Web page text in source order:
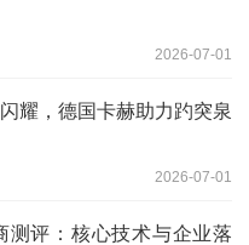
2026-07-01
耀，德国卡赫助力趵突泉
2026-07-01
测评：核心技术与企业落